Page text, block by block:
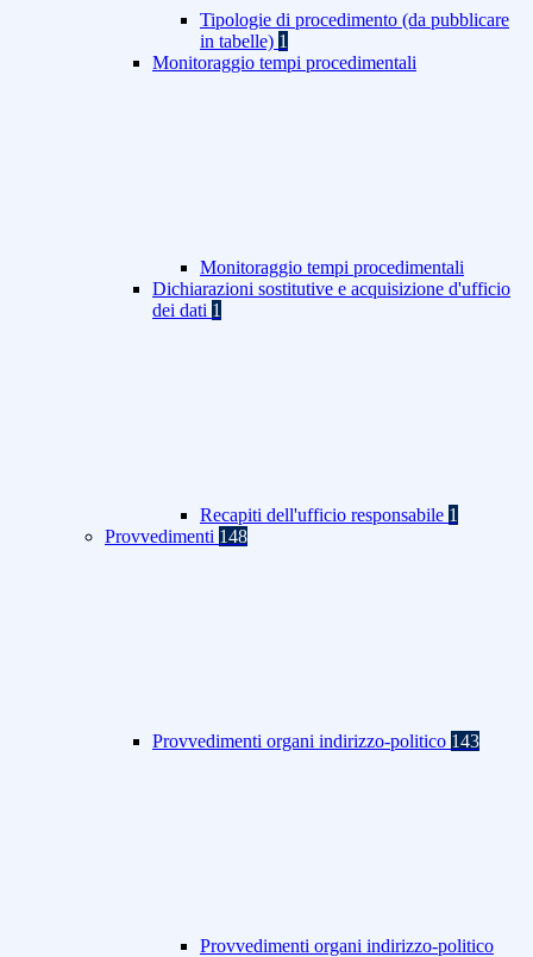
Tipologie di procedimento (da pubblicare
in tabelle) 1
Monitoraggio tempi procedimentali
Monitoraggio tempi procedimentali
Dichiarazioni sostitutive e acquisizione d'ufficio
dei dati 1
Recapiti dell'ufficio responsabile 1
Provvedimenti 148
Provvedimenti organi indirizzo-politico 143
Provvedimenti organi indirizzo-politico